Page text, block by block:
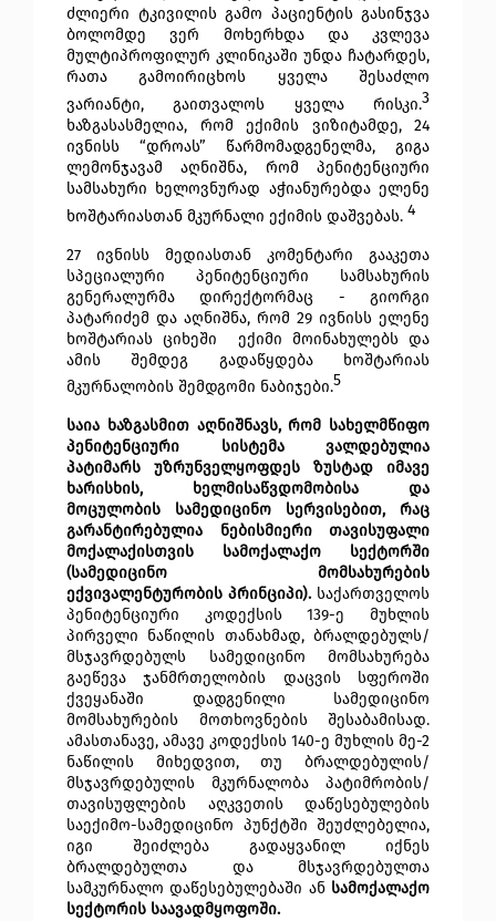
ძლიერი ტკივილის გამო პაციენტის გასინჯვა
ბოლომდე ვერ მოხერხდა და კვლევა
მულტიპროფილურ კლინიკაში უნდა ჩატარდეს,
რათა გამოირიცხოს ყველა შესაძლო
ვარიანტი, გაითვალოს ყველა რისკი.3
ხაზგასასმელია, რომ ექიმის ვიზიტამდე, 24
ივნისს “დროას” წარმომადგენელმა, გიგა
ლემონჯავამ აღნიშნა, რომ პენიტენციური
სამსახური ხელოვნურად აჭიანურებდა ელენე
ხოშტარიასთან მკურნალი ექიმის დაშვებას. 4
27 ივნისს მედიასთან კომენტარი გააკეთა
სპეციალური პენიტენციური სამსახურის
გენერალურმა დირექტორმაც - გიორგი
პატარიძემ და აღნიშნა, რომ 29 ივნისს ელენე
ხოშტარიას ციხეში  ექიმი მოინახულებს და
ამის შემდეგ გადაწყდება ხოშტარიას
მკურნალობის შემდგომი ნაბიჯები.5
საია ხაზგასმით აღნიშნავს, რომ სახელმწიფო
პენიტენციური სისტემა ვალდებულია
პატიმარს უზრუნველყოფდეს ზუსტად იმავე
ხარისხის, ხელმისაწვდომობისა და
მოცულობის სამედიცინო სერვისებით, რაც
გარანტირებულია ნებისმიერი თავისუფალი
მოქალაქისთვის სამოქალაქო სექტორში
(სამედიცინო მომსახურების
ექვივალენტურობის პრინციპი). საქართველოს
პენიტენციური კოდექსის 139-ე მუხლის
პირველი ნაწილის თანახმად, ბრალდებულს/
მსჯავრდებულს სამედიცინო მომსახურება
გაეწევა ჯანმრთელობის დაცვის სფეროში
ქვეყანაში დადგენილი სამედიცინო
მომსახურების მოთხოვნების შესაბამისად.
ამასთანავე, ამავე კოდექსის 140-ე მუხლის მე-2
ნაწილის მიხედვით, თუ ბრალდებულის/
მსჯავრდებულის მკურნალობა პატიმრობის/
თავისუფლების აღკვეთის დაწესებულების
საექიმო-სამედიცინო პუნქტში შეუძლებელია,
იგი შეიძლება გადაყვანილ იქნეს
ბრალდებულთა და მსჯავრდებულთა
სამკურნალო დაწესებულებაში ან სამოქალაქო
სექტორის საავადმყოფოში.